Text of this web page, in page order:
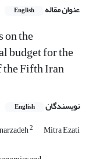
عنوان مقاله English
the
budget for the
Fifth Iran
نویسندگان English
2 Mitra Ezati